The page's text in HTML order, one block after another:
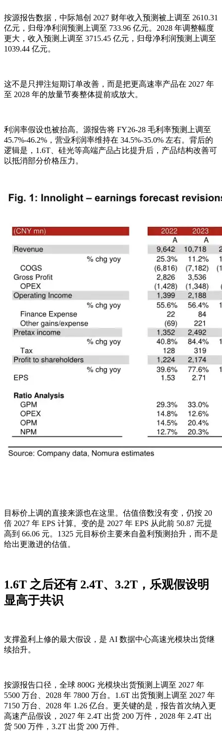
按源报告数据，中际旭创 2027 财年收入预测被上调至 2610.31
亿元，归母净利润预测上调至 733.96 亿元。2028 年调整幅度
更大，收入预测上调至 3715.45 亿元，归母净利润预测上调至
1039.44 亿元。
这不是只押注短期订单改善，而是把更高速率产品在 2027 年
至 2028 年的放量节奏整体提前或放大。
利润率假设也被抬高。源报告将 FY26-28 毛利率预测上调至
45.7%-46.2%，营业利润率维持在 34.5%-35.0% 左右。背后的
逻辑是，1.6T、硅光等高端产品占比提升后，产品结构改善可
以抵消部分价格压力。
目标价上调的直接来源也在这里。估值倍数没有变，仍按 20
倍 2027 年 EPS 计算。变的是 2027 年 EPS 从此前 50.87 元提
高到 66.06 元。1325 元目标价主要来自盈利预测抬升，而不是
给出更激进的估值。
1.6T 之后还有 2.4T、3.2T，乐观假设明
显高于共识
支撑盈利上修的最大假设，是 AI 数据中心高速光模块出货继
续抬升。
按源报告口径，全球 800G 光模块出货预测上调至 2027 年
5500 万台、2028 年 7800 万台。1.6T 出货预测上调至 2027 年
7150 万台、2028 年 1.26 亿台。更关键的是，报告首次纳入更
高速产品假设，2027 年 2.4T 出货 200 万件，2028 年 2.4T 出
货 500 万件，3.2T 出货 200 万件。